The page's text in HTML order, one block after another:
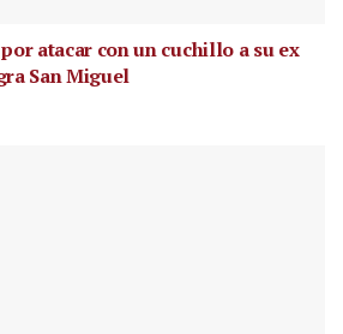
atacar con un cuchillo a su ex
San Miguel